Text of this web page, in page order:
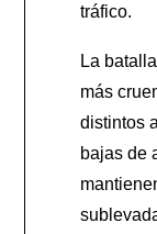
tráfico.
La
más
distintos
bajas de